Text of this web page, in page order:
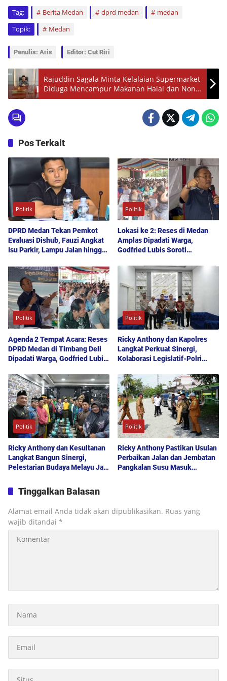
Tag: Berita Medan dprd medan
medan
Topik:
Medan
Penulis: Aris Editor: Cut Riri
Rajuddin Sagala Minta Kelalaian Supermarket
Diduga Mencampur Makanan Halal dan Non
Halal Ditindak Tegas
Pos Terkait
Politik
DPRD Medan Tekan Pemkot
Evaluasi Dishub, Fauzi Angkat
Isu Parkir, Lampu Jalan hingga
Politik
Lokasi ke 2: Reses di Medan
Amplas Dipadati Warga,
Godfried Lubis Soroti
hingga Penyerapan Aspirasi
Publik
Politik
Agenda 2 Tempat Acara: Reses
DPRD Medan di Timbang Deli
Dipadati Warga, Godfried Lubis
hingga Layanan UHC
Politik
Ricky Anthony dan Kapolres
Langkat Perkuat Sinergi,
Kolaborasi Legislatif-Polri
Kondusif
Politik
Ricky Anthony dan Kesultanan
Langkat Bangun Sinergi,
Pelestarian Budaya Melayu Jadi
Politik
Ricky Anthony Pastikan Usulan
Perbaikan Jalan dan Jembatan
Pangkalan Susu Masuk
Tinggalkan Balasan
Alamat email Anda tidak akan dipublikasikan. Ruas yang
wajib ditandai *